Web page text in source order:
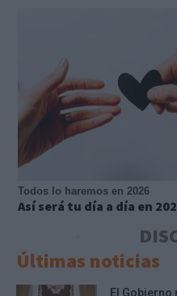
Todos lo haremos en 2026
Así será tu día a día en
Últimas noticias
El